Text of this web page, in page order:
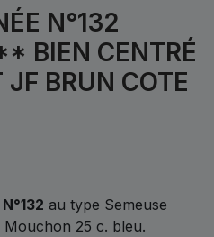
N°132
BIEN CENTRÉ
JF BRUN COTE
au type Semeuse
25 c. bleu.